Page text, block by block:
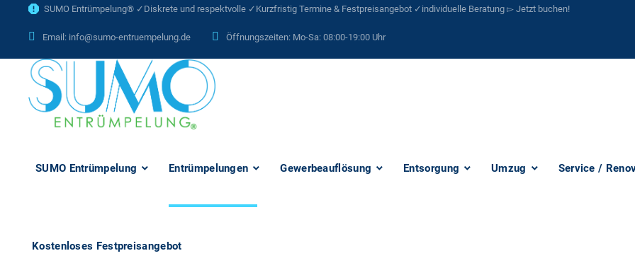
SUMO Entrümpelung® ✓Diskrete und respektvolle ✓Kurzfristig Termine & Festpreisangebot ✓individuelle Beratung ▻ Jetzt buchen!
Email: info@sumo-entruempelung.de Öffnungszeiten: Mo-Sa: 08:00-19:00 Uhr
SUMO Entrümpelung Entrümpelungen Gewerbeauflösung Entsorgung Umzug Service /
Kostenloses Festpreisangebot